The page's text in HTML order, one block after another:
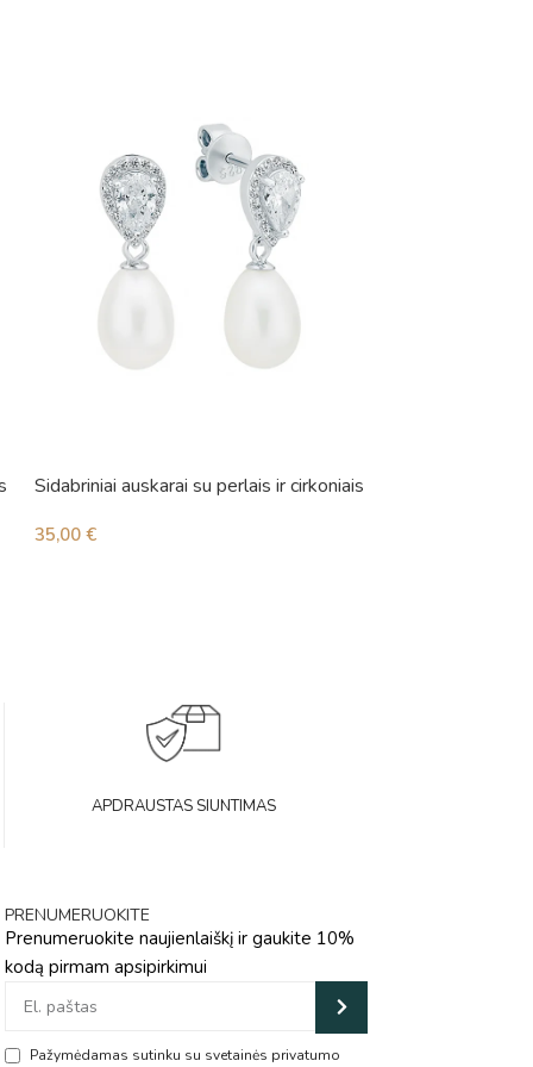
Sidabriniai auskarai su perlais ir cirkoniais
35,00 €
APDRAUSTAS SIUNTIMAS
PRENUMERUOKITE
Prenumeruokite naujienlaiškį ir gaukite 10%
kodą pirmam apsipirkimui
Pažymėdamas sutinku su svetainės privatumo